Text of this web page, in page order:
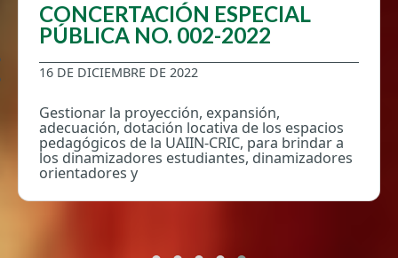
CONCERTACIÓN ESPECIAL
PÚBLICA NO. 002-2022
16 DE DICIEMBRE DE 2022
Gestionar la proyección, expansión,
adecuación, dotación locativa de los espacios
pedagógicos de la UAIIN-CRIC, para brindar a
los dinamizadores estudiantes, dinamizadores
orientadores y